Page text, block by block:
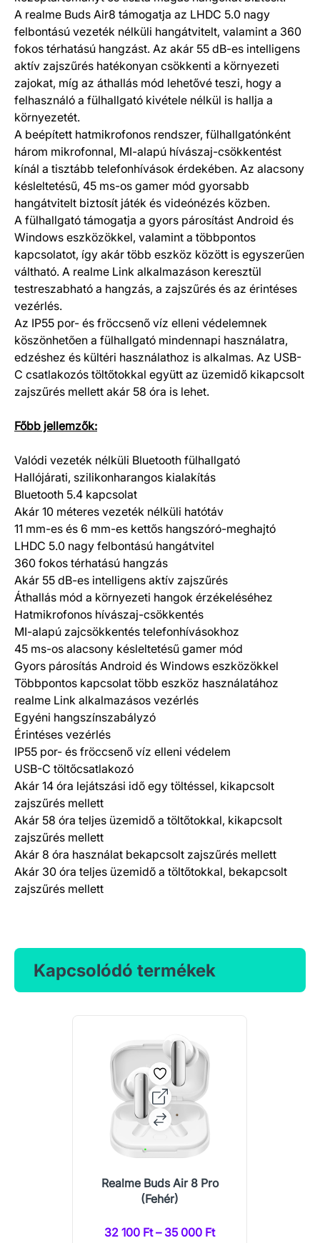
A realme Buds Air8 támogatja az LHDC 5.0 nagy
felbontású vezeték nélküli hangátvitelt, valamint a 360
fokos térhatású hangzást. Az akár 55 dB-es intelligens
aktív zajszűrés hatékonyan csökkenti a környezeti
zajokat, míg az áthallás mód lehetővé teszi, hogy a
felhasználó a fülhallgató kivétele nélkül is hallja a
környezetét.
A beépített hatmikrofonos rendszer, fülhallgatónként
három mikrofonnal, MI-alapú hívászaj-csökkentést
kínál a tisztább telefonhívások érdekében. Az alacsony
késleltetésű, 45 ms-os gamer mód gyorsabb
hangátvitelt biztosít játék és videónézés közben.
A fülhallgató támogatja a gyors párosítást Android és
Windows eszközökkel, valamint a többpontos
kapcsolatot, így akár több eszköz között is egyszerűen
váltható. A realme Link alkalmazáson keresztül
testreszabható a hangzás, a zajszűrés és az érintéses
vezérlés.
Az IP55 por- és fröccsenő víz elleni védelemnek
köszönhetően a fülhallgató mindennapi használatra,
edzéshez és kültéri használathoz is alkalmas. Az USB-
C csatlakozós töltőtokkal együtt az üzemidő kikapcsolt
zajszűrés mellett akár 58 óra is lehet.
Főbb jellemzők:
Valódi vezeték nélküli Bluetooth fülhallgató
Hallójárati, szilikonharangos kialakítás
Bluetooth 5.4 kapcsolat
Akár 10 méteres vezeték nélküli hatótáv
11 mm-es és 6 mm-es kettős hangszóró-meghajtó
LHDC 5.0 nagy felbontású hangátvitel
360 fokos térhatású hangzás
Akár 55 dB-es intelligens aktív zajszűrés
Áthallás mód a környezeti hangok érzékeléséhez
Hatmikrofonos hívászaj-csökkentés
MI-alapú zajcsökkentés telefonhívásokhoz
45 ms-os alacsony késleltetésű gamer mód
Gyors párosítás Android és Windows eszközökkel
Többpontos kapcsolat több eszköz használatához
realme Link alkalmazásos vezérlés
Egyéni hangszínszabályzó
Érintéses vezérlés
IP55 por- és fröccsenő víz elleni védelem
USB-C töltőcsatlakozó
Akár 14 óra lejátszási idő egy töltéssel, kikapcsolt
zajszűrés mellett
Akár 58 óra teljes üzemidő a töltőtokkal, kikapcsolt
zajszűrés mellett
Akár 8 óra használat bekapcsolt zajszűrés mellett
Akár 30 óra teljes üzemidő a töltőtokkal, bekapcsolt
zajszűrés mellett
Kapcsolódó termékek
Realme Buds Air 8 Pro
(Fehér)
32 100 Ft – 35 000 Ft